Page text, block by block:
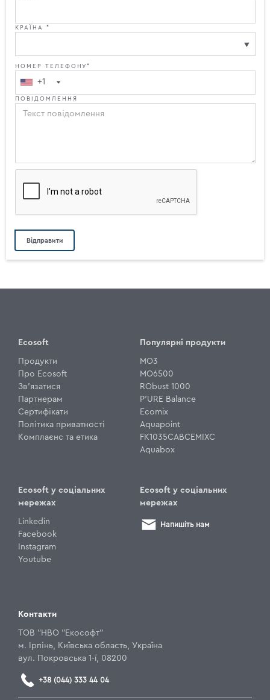
КРАЇНА *
НОМЕР ТЕЛЕФОНУ*
+1
ПОВІДОМЛЕННЯ
Ecosoft
Продукти
Про Ecosoft
Зв'язатися
Партнерам
Сертифікати
Політика приватності
Комплаєнс та етика
Популярні продукти
MO3
MO6500
RObust 1000
P'URE Balance
Ecomix
Aquapoint
FK1035CABCEMIXC
Aquabox
Ecosoft у соціальних
мережах
Linkedin
Facebook
Instagram
Youtube
Ecosoft у соціальних
мережах
Напишіть нам
Контакти
ТОВ "НВО "Екософт"
м. Ірпінь, Київська область, Україна
вул. Покровська 1-ї, 08200
+38 (044) 333 44 04